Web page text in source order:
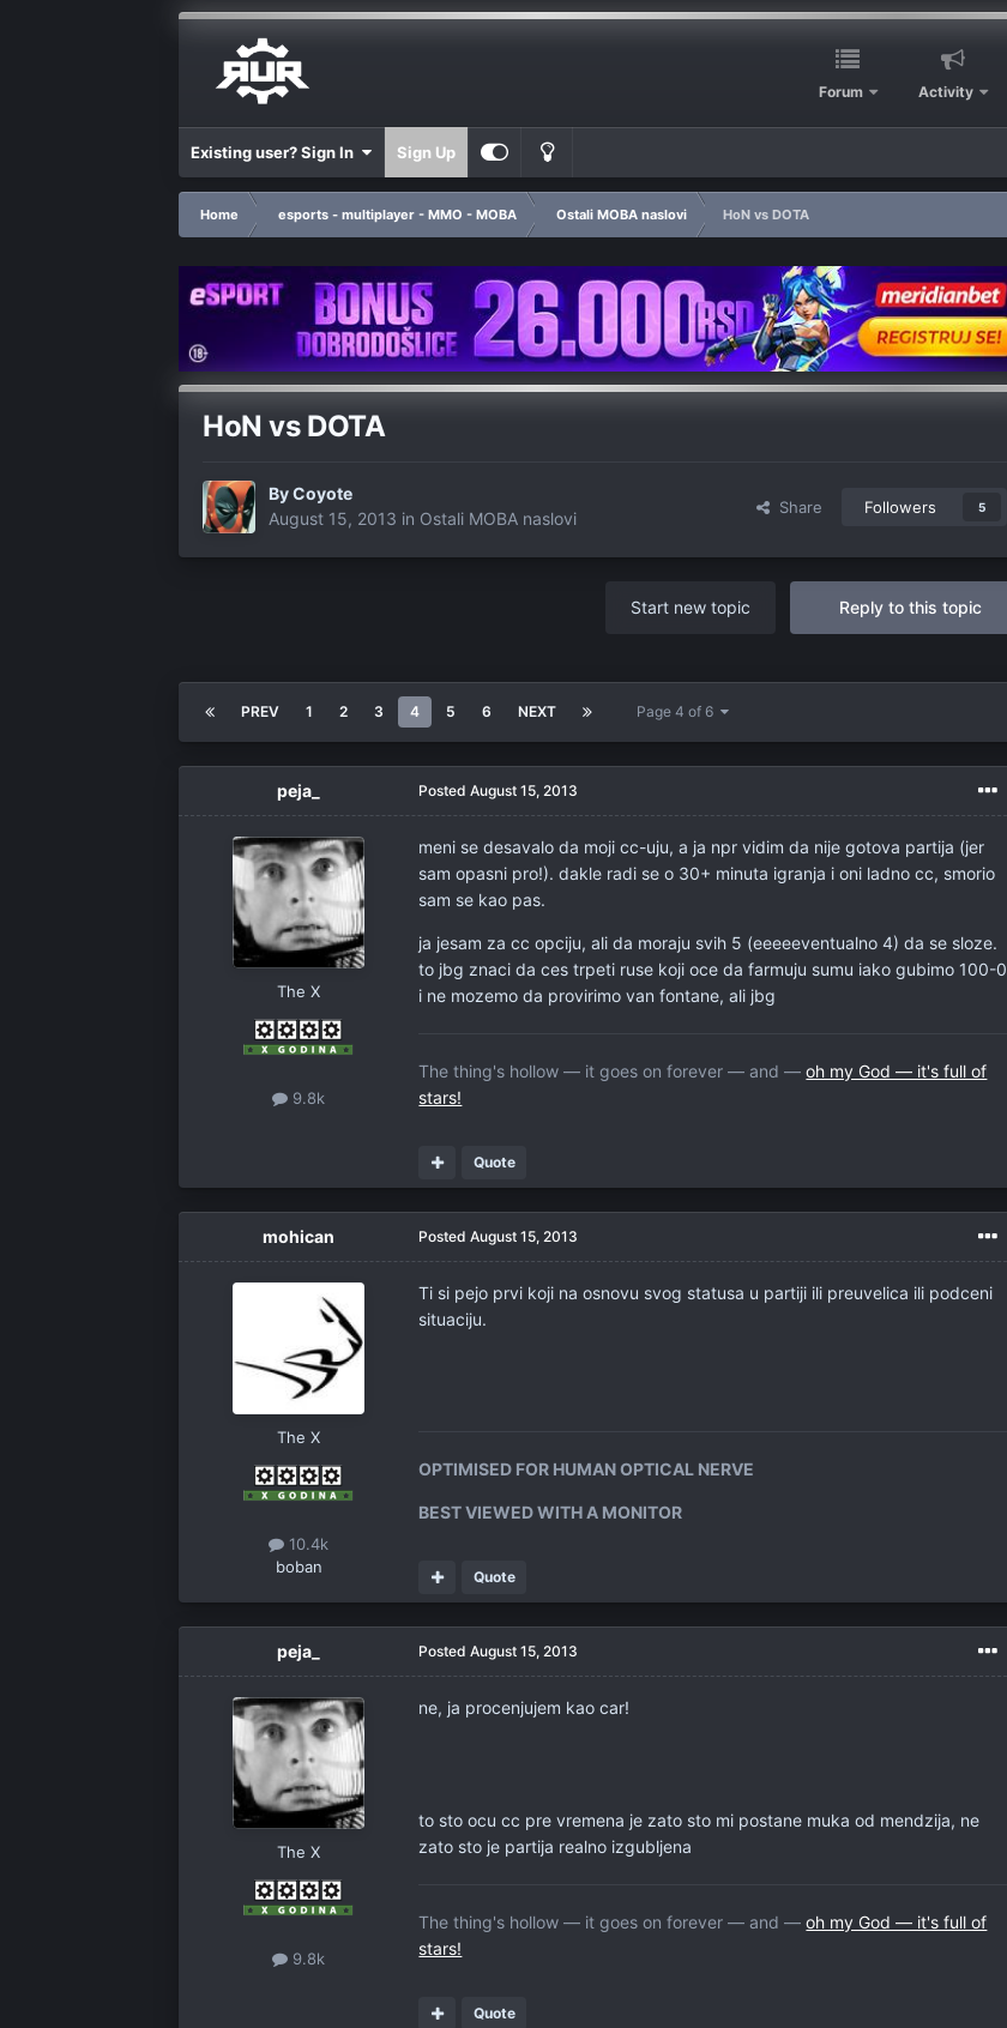
Forum Activity
Existing user? Sign In Sign Up
Home esports - multiplayer - MMO - MOBA Ostali MOBA naslovi HoN vs DOTA
HoN vs DOTA
ByCoyote
August 15, 2013 in Ostali MOBA naslovi
Share Followers 5
Reply to this topic
Start new topic
PREV 1 2 3 4 5 6 NEXT Page 4 of 6
peja_
The X
9.8k
PostedAugust 15, 2013
meni se desavalo da moji cc-uju, a ja npr vidim da nije gotova partija (jer
sam opasni pro!). dakle radi se o 30+ minuta igranja i oni ladno cc, smorio
sam se kao pas.
ja jesam za cc opciju, ali da moraju svih 5 (eeeeeventualno 4) da se sloze.
to jbg znaci da ces trpeti ruse koji oce da farmuju sumu iako gubimo 100-0
i ne mozemo da provirimo van fontane, ali jbg
Quote
The thing's hollow — it goes on forever — and —oh my God — it's full of
stars!
mohican
The X
10.4k
boban
PostedAugust 15, 2013
Ti si pejo prvi koji na osnovu svog statusa u partiji ili preuvelica ili podceni
situaciju.
Quote
OPTIMISED FOR HUMAN OPTICAL NERVE
BEST VIEWED WITH A MONITOR
peja_
The X
9.8k
PostedAugust 15, 2013
ne, ja procenjujem kao car!
to sto ocu cc pre vremena je zato sto mi postane muka od mendzija, ne
zato sto je partija realno izgubljena
Quote
The thing's hollow — it goes on forever — and —oh my God — it's full of
stars!